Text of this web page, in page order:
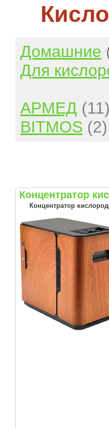
Домашние
Для
АРМЕД
BITMOS (2)
Концентратор
Концентратор